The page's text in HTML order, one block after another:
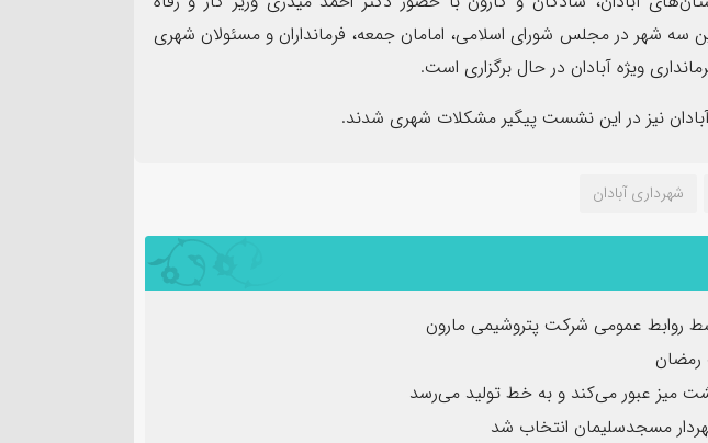
سه شهر در مجلس شورای اسلامی، امامان جمعه، فرمانداران و مسئولان شهری
ویژه آبادان در حال برگزاری است.
آبادان نیز در این نشست پیگیر مشکلات شهری شدند.
شهرداری آبادان
روابط عمومی شرکت پتروشیمی مارون
میز عبور می‌کند و به خط تولید می‌رسد
مسجدسلیمان انتخاب شد
سپاه شهرستان بندرماهشهر
اربعین حسینی
روایت صنعت فولاد،‌ رسالت خبرنگار